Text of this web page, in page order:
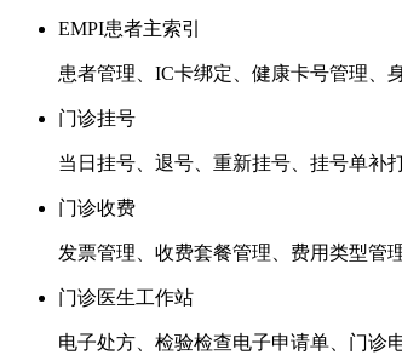
EMPI患者主索引
患者管理、IC卡绑定、健康卡号管理、
门诊挂号
当日挂号、退号、重新挂号、挂号单补
门诊收费
发票管理、收费套餐管理、费用类型管
门诊医生工作站
电子处方、检验检查电子申请单、门诊